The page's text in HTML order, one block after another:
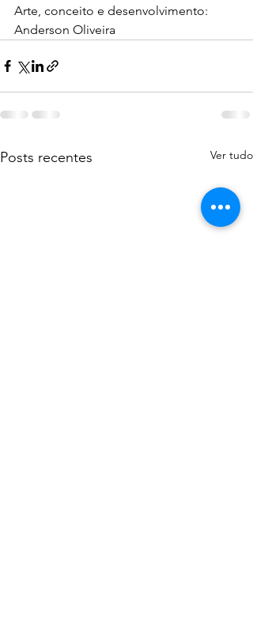
Arte, conceito e desenvolvimento:
Anderson Oliveira
Posts recentes Ver tudo